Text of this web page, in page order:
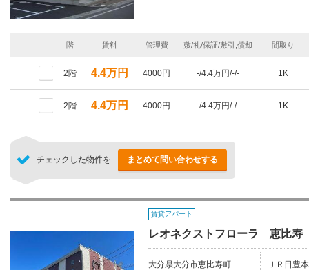
階 賃料 管理費 敷/礼/保証/敷引,償却 間取り
2階 4.4万円 4000円 -/4.4万円/-/- 1K
2階 4.4万円 4000円 -/4.4万円/-/- 1K
チェックした物件を まとめて問い合わせする
賃貸アパート
レオネクストフローラ 恵比寿
大分県大分市恵比寿町 ＪＲ日豊